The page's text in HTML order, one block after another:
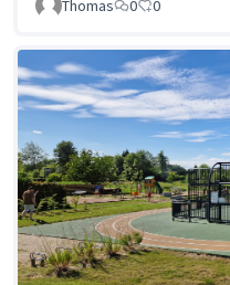
Thomas 0 0